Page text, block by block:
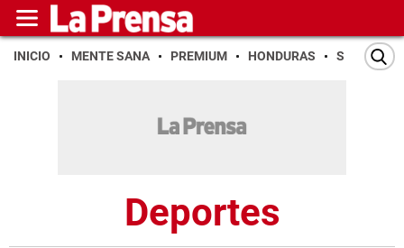
INICIO MENTE SANA PREMIUM HONDURAS SAN PEDRO
Deportes